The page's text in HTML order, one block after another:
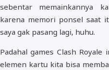
sebentar memainkannya
karena memori ponsel saat
saya gak pasang lagi, huhu.
Padahal games Clash
elemen kartu kita bisa